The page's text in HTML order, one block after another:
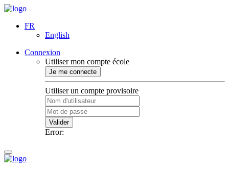
FR
English
Connexion
Utiliser mon compte école
Je me connecte
Utiliser un compte provisoire
Valider
Error: